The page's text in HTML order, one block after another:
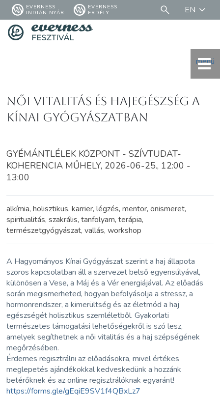
EVERNESS
INDIÁN NYÁR
EVERNESS
ERDÉLY
EN
menü
Női vitalitás és hajegészség a
kínai gyógyászatban
GYÉMÁNTLÉLEK KÖZPONT - SZÍVTUDAT-
KOHERENCIA MŰHELY, 2026-06-25., 12:00 -
13:00
alkímia, holisztikus, karrier, légzés, mentor, önismeret,
spiritualitás, szakrális, tanfolyam, terápia,
természetgyógyászat, vallás, workshop
A Hagyományos Kínai Gyógyászat szerint a haj állapota
szoros kapcsolatban áll a szervezet belső egyensúlyával,
különösen a Vese, a Máj és a Vér energiájával. Az előadás
során megismerheted, hogyan befolyásolja a stressz, a
hormonrendszer, a kimerültség és az életmód a haj
egészségét holisztikus szemléletből. Gyakorlati
természetes támogatási lehetőségekről is szó lesz,
amelyek segíthetnek a női vitalitás és a haj szépségének
megőrzésében.
Érdemes regisztrálni az előadásokra, mivel értékes
meglepetés ajándékokkal kedveskedünk a hozzánk
betérőknek és az online regisztrálóknak egyaránt!
https://forms.gle/gEqiE9SV1f4QBxLz7